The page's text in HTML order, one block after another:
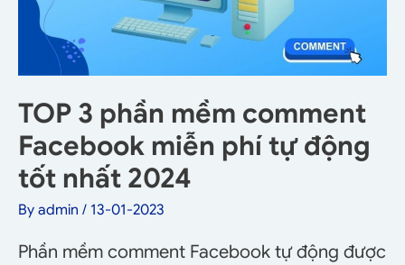
TOP 3 phần mềm comment
Facebook miễn phí tự động
tốt nhất 2024
By admin / 13-01-2023
Phần mềm comment Facebook tự động được